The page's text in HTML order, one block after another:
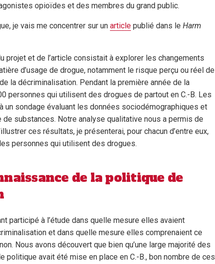
opioïdes et des membres du grand public.
je vais me concentrer sur un article publié dans le Harm
projet et de l’article consistait à explorer les changements
d’usage de drogue, notamment le risque perçu ou réel de
la décriminalisation. Pendant la première année de la
personnes qui utilisent des drogues de partout en C.-B. Les
un sondage évaluant les données sociodémographiques et
de substances. Notre analyse qualitative nous a permis de
ces résultats, je présenterai, pour chacun d’entre eux,
personnes qui utilisent des drogues.
de la politique de
participé à l’étude dans quelle mesure elles avaient
et dans quelle mesure elles comprenaient ce
Nous avons découvert que bien qu’une large majorité des
politique avait été mise en place en C.-B., bon nombre de ces